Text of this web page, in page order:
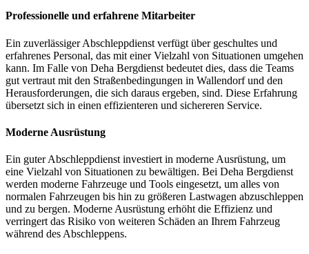
Professionelle und erfahrene Mitarbeiter
Ein zuverlässiger Abschleppdienst verfügt über geschultes und
erfahrenes Personal, das mit einer Vielzahl von Situationen umgehen
kann. Im Falle von Deha Bergdienst bedeutet dies, dass die Teams
gut vertraut mit den Straßenbedingungen in Wallendorf und den
Herausforderungen, die sich daraus ergeben, sind. Diese Erfahrung
übersetzt sich in einen effizienteren und sichereren Service.
Moderne Ausrüstung
Ein guter Abschleppdienst investiert in moderne Ausrüstung, um
eine Vielzahl von Situationen zu bewältigen. Bei Deha Bergdienst
werden moderne Fahrzeuge und Tools eingesetzt, um alles von
normalen Fahrzeugen bis hin zu größeren Lastwagen abzuschleppen
und zu bergen. Moderne Ausrüstung erhöht die Effizienz und
verringert das Risiko von weiteren Schäden an Ihrem Fahrzeug
während des Abschleppens.